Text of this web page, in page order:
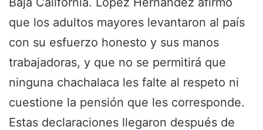
que los adultos mayores levantaron al país
con su esfuerzo honesto y sus manos
trabajadoras, y que no se permitirá que
ninguna chachalaca les falte al respeto ni
cuestione la pensión que les corresponde.
Estas declaraciones llegaron después de